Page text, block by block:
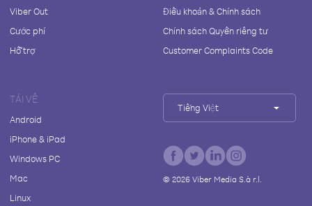
Viber Out
Cước phí
Hỗ trợ
Điều khoản & Chính sách
Chính sách Quyền riêng tư
Customer Complaints Code
TẢI VỀ
Android
iPhone & iPad
Windows PC
Mac
Linux
Tiếng Việt
© 2026Viber Media S.à r.l.